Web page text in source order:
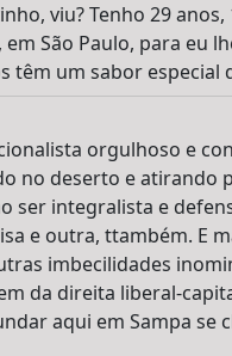
viu? Tenho 29
São Paulo, para eu
têm um sabor especial
orgulhoso e
no deserto e atirando
ser integralista e
e outra, ttambém. E
imbecilidades
da direita liberal-
aqui em Sampa se